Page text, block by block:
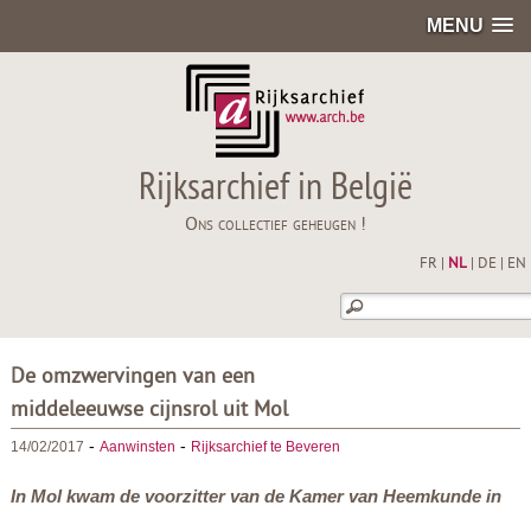
MENU
Rijksarchief in België
Ons collectief geheugen !
FR NL| DE EN
De omzwervingen van een
middeleeuwse cijnsrol uit Mol
14/02/2017 - Aanwinsten - Rijksarchief te Beveren
In Mol kwam de voorzitter van de Kamer van Heemkunde in